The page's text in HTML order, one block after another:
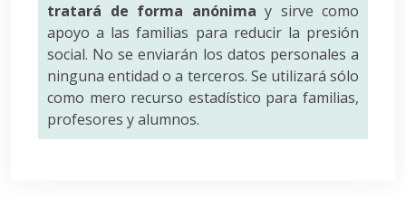
tratará de forma anónima y sirve como
apoyo a las familias para reducir la presión
social. No se enviarán los datos personales a
ninguna entidad o a terceros. Se utilizará sólo
como mero recurso estadístico para familias,
profesores y alumnos.